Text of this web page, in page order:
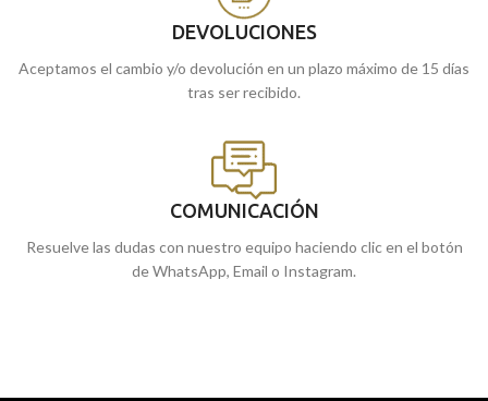
DEVOLUCIONES
Aceptamos el cambio y/o devolución en un plazo máximo de 15 días
tras ser recibido.
COMUNICACIÓN
Resuelve las dudas con nuestro equipo haciendo clic en el botón
de WhatsApp, Email o Instagram.